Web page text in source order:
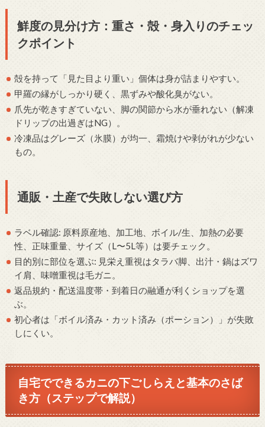
鮮度の見分け方：重さ・殻・身入りのチェッ
クポイント
殻を持って「見た目より重い」個体は身が詰まりやすい。
甲羅の縁がしっかり硬く、黒ずみや酸化臭がない。
爪先が乾きすぎていない、脚の関節から水が垂れない（解凍
ドリップの出過ぎはNG）。
冷凍品はグレーズ（氷膜）が均一、霜焼けや剥がれが少ない
もの。
通販・土産で失敗しない選び方
ラベル確認: 原料原産地、加工地、ボイル/生、加熱の必要
性、正味重量、サイズ（L〜5L等）は要チェック。
目的別に部位を選ぶ: 見栄え重視はタラバ脚、出汁・鍋はズワ
イ肩、味噌重視は毛ガニ。
返品規約・配送温度帯・到着日の融通が利くショップを選
ぶ。
初心者は「ボイル済み・カット済み（ポーション）」が失敗
しにくい。
自宅でできるカニの下ごしらえと基本のさば
き方（ステップで解説）